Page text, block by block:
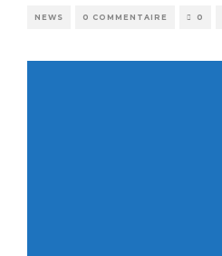
NEWS 0 COMMENTAIRE 0